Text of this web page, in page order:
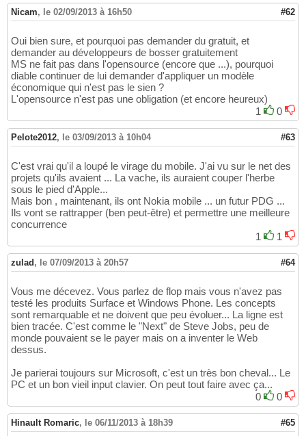
Nicam, le 02/09/2013 à 16h50 #62
Oui bien sure, et pourquoi pas demander du gratuit, et
demander au développeurs de bosser gratuitement
MS ne fait pas dans l'opensource (encore que ...), pourquoi
diable continuer de lui demander d'appliquer un modèle
économique qui n'est pas le sien ?
L'opensource n'est pas une obligation (et encore heureux)
1
0
Pelote2012, le 03/09/2013 à 10h04 #63
C'est vrai qu'il a loupé le virage du mobile. J'ai vu sur le net des
projets qu'ils avaient ... La vache, ils auraient couper l'herbe
sous le pied d'Apple...
Mais bon , maintenant, ils ont Nokia mobile ... un futur PDG ...
Ils vont se rattrapper (ben peut-être) et permettre une meilleure
concurrence
1
1
zulad , le 07/09/2013 à 20h57 #64
Vous me décevez. Vous parlez de flop mais vous n'avez pas
testé les produits Surface et Windows Phone. Les concepts
sont remarquable et ne doivent que peu évoluer... La ligne est
bien tracée. C'est comme le "Next" de Steve Jobs, peu de
monde pouvaient se le payer mais on a inventer le Web
dessus.
Je parierai toujours sur Microsoft, c'est un très bon cheval... Le
PC et un bon vieil input clavier. On peut tout faire avec ça...
0
0
Hinault Romaric, le 06/11/2013 à 18h39 #65